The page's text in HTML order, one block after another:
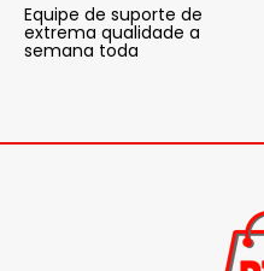
Equipe de suporte de
extrema qualidade a
semana toda